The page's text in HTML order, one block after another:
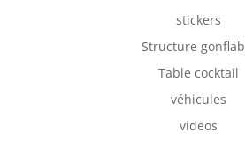
stickers
Structure
Table cocktail
véhicules
videos